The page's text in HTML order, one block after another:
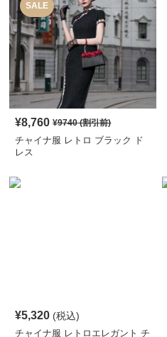
SALE
¥8,760 ¥9740(割引前)
チャイナ服 レトロ ブラック ド
レス
¥5,320 (税込)
チャイナ服 レトロエレガント チ